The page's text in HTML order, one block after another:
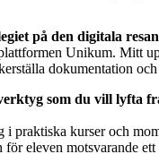
på den digitala
Unikum. Mitt
dokumentation
som du vill
praktiska kurser och
eleven motsvarande